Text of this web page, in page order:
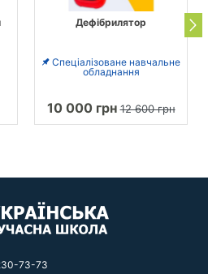
Дефібрилятор
Спеціалізоване навчальне
обладнання
10 000 грн12 600 грн
73-73